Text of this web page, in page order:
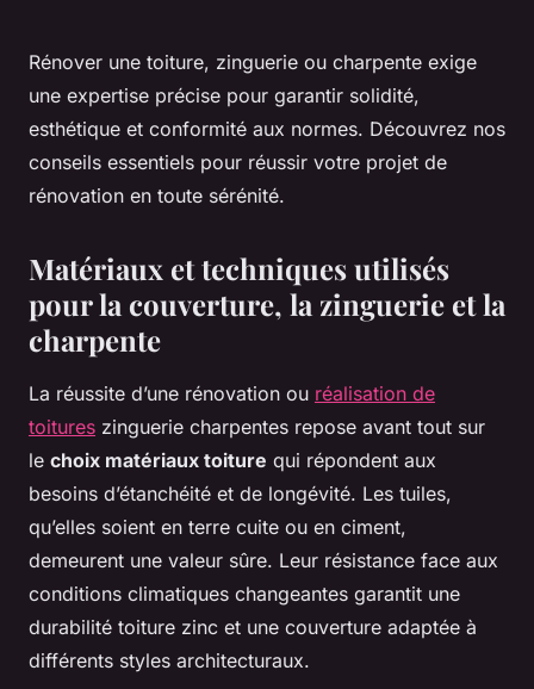
Rénover une toiture, zinguerie ou charpente exige
une expertise précise pour garantir solidité,
esthétique et conformité aux normes. Découvrez nos
conseils essentiels pour réussir votre projet de
rénovation en toute sérénité.
Matériaux et techniques utilisés
pour la couverture, la zinguerie et la
charpente
La réussite d’une rénovation ou réalisation de
toitures zinguerie charpentes repose avant tout sur
le choix matériaux toiture qui répondent aux
besoins d’étanchéité et de longévité. Les tuiles,
qu’elles soient en terre cuite ou en ciment,
demeurent une valeur sûre. Leur résistance face aux
conditions climatiques changeantes garantit une
durabilité toiture zinc et une couverture adaptée à
différents styles architecturaux.